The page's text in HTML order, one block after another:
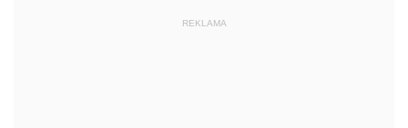
REKLAMA